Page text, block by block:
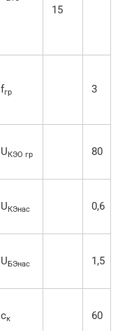
15
fгр 3
U КЭО гр 80
U КЭнас 0,6
U БЭнас 1,5
cк 60